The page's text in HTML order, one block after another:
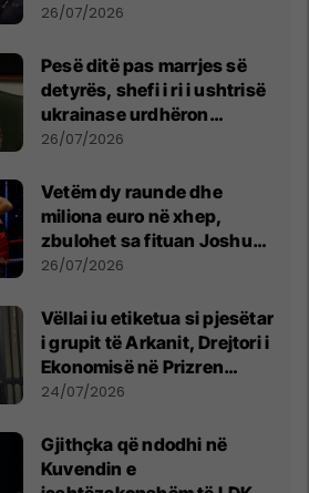
26/07/2026
Pesë ditë pas marrjes së
detyrës, shefi i ri i ushtrisë
ukrainase urdhëron
kontroll të madh
26/07/2026
Vetëm dy raunde dhe
miliona euro në xhep,
zbulohet sa fituan Joshua
e Prenga
26/07/2026
Vëllai iu etiketua si pjesëtar
i grupit të Arkanit, Drejtori i
Ekonomisë në Prizren
mohon pretendimet
24/07/2026
Gjithçka që ndodhi në
Kuvendin e